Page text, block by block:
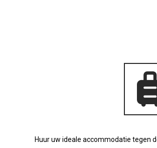
Huur uw ideale accommodatie tegen